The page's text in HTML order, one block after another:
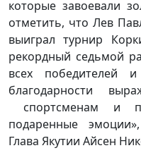
которые завоевали
отметить, что Лев
выиграл турнир
рекордный седьмой
всех победителей
благодарности
спортсменам и
подаренные
Глава Якутии Айсен